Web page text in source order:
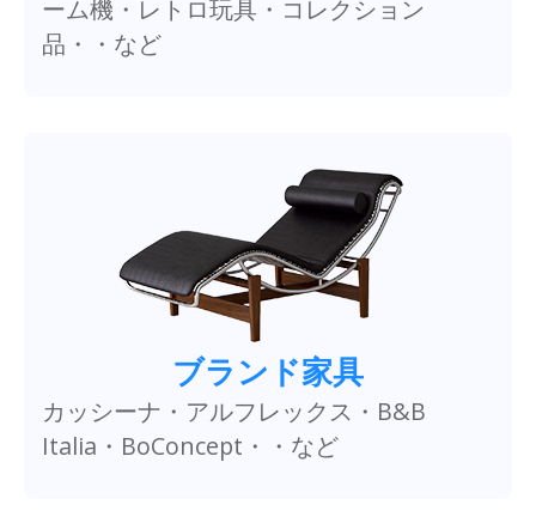
ーム機・レトロ玩具・コレクション
品・・など
ブランド家具
カッシーナ・アルフレックス・B&B
Italia・BoConcept・・など